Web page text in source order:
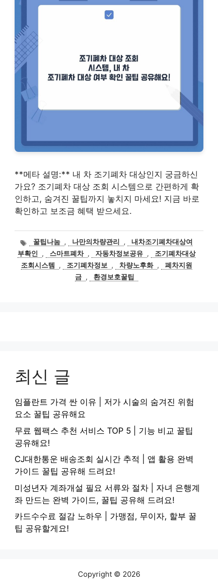
**메타 설명:** 내 차 조기폐차 대상인지 궁금하신
가요? 조기폐차 대상 조회 시스템으로 간편하게 확
인하고, 숨겨진 꿀팁까지 놓치지 마세요! 지금 바로
확인하고 보조금 혜택 받으세요.
태
그
꿀팁나눔 , 나만의차량관리 ,
내차조기폐차대상여
부확인
, 스마트폐차 , 자동차정보공유 ,
조기폐차대상
조회시스템
, 조기폐차정보 , 차량노후화 ,
폐차지원
금 , 환경보호꿀팁
최신 글
임플란트 가격 싼 이유 | 저가 시술의 숨겨진 위험
요소 꿀팁 공유해요
무료 웹팩스 추천 서비스 TOP 5 | 기능 비교 꿀팁
공유해요!
CJ대한통운 배송조회 실시간 추적 | 앱 활용 완벽
가이드 꿀팁 공유해 드려요!
미성년자 계좌개설 필요 서류와 절차 | 자녀 은행계
좌 만드는 완벽 가이드, 꿀팁 공유해 드려요!
카드수수료 절감 노하우 | 가맹점, 무이자, 할부 꿀
팁 공유할게요!
Copyright © 2026